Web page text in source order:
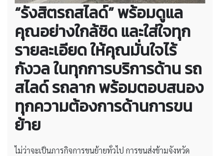
“รังสิตรถสไลด์” พร้อมดูแล
คุณอย่างใกล้ชิด และใส่ใจทุก
รายละเอียด ให้คุณมั่นใจไร้
กังวล ในทุกการบริการด้าน รถ
สไลด์ รถลาก พร้อมตอบสนอง
ทุกความต้องการด้านการขน
ย้าย
ไม่ว่าจะเป็นภารกิจการขนย้ายทั่วไป การขนส่งข้ามจังหวัด